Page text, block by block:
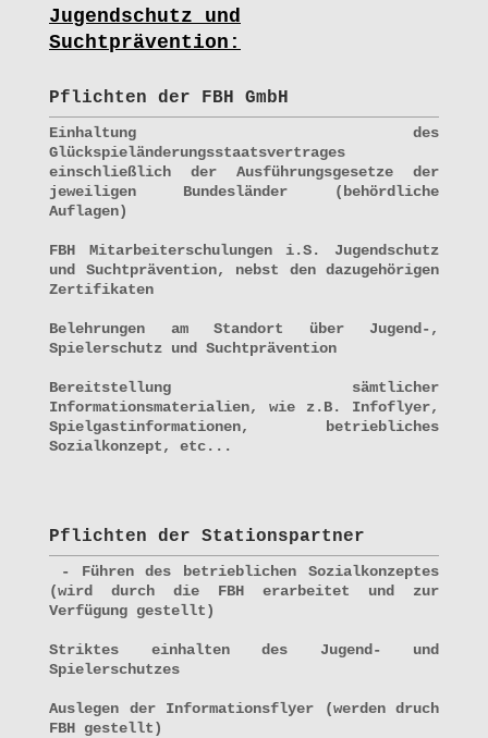
Jugendschutz und
Suchtprävention:
Pflichten der FBH GmbH
Einhaltung des
Glückspieländerungsstaatsvertrages
einschließlich der Ausführungsgesetze der
jeweiligen Bundesländer (behördliche
Auflagen)
FBH Mitarbeiterschulungen i.S. Jugendschutz
und Suchtprävention, nebst den dazugehörigen
Zertifikaten
Belehrungen am Standort über Jugend-,
Spielerschutz und Suchtprävention
Bereitstellung sämtlicher
Informationsmaterialien, wie z.B. Infoflyer,
Spielgastinformationen, betriebliches
Sozialkonzept, etc...
Pflichten der Stationspartner
- Führen des betrieblichen Sozialkonzeptes
(wird durch die FBH erarbeitet und zur
Verfügung gestellt)
Striktes einhalten des Jugend- und
Spielerschutzes
Auslegen der Informationsflyer (werden druch
FBH gestellt)